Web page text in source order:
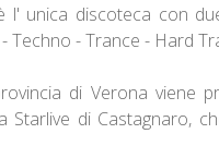
l' unica discoteca con
Techno - Trance - Hard
di Verona viene
Starlive di Castagnaro,